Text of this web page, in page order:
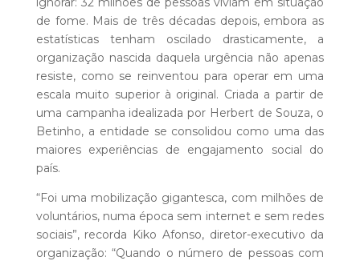
de fome. Mais de três décadas depois, embora as
estatísticas tenham oscilado drasticamente, a
organização nascida daquela urgência não apenas
resiste, como se reinventou para operar em uma
escala muito superior à original. Criada a partir de
uma campanha idealizada por Herbert de Souza, o
Betinho, a entidade se consolidou como uma das
maiores experiências de engajamento social do
país.
“Foi uma mobilização gigantesca, com milhões de
voluntários, numa época sem internet e sem redes
sociais”, recorda Kiko Afonso, diretor-executivo da
organização: “Quando o número de pessoas com